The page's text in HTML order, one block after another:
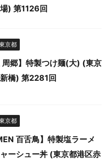
) 第1126回
京都
周郷】特製つけ麺(大) (東京
橋) 第2281回
京都
百舌鳥】特製塩ラーメ
ーシュー丼 (東京都港区赤